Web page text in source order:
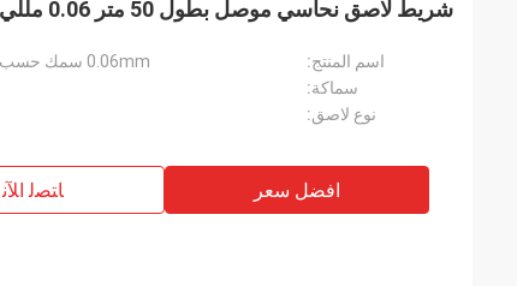
شريط لاصق نحاسي موصل بطول 50 متر 0.06 مللي متر
اسم المنتج:
0.06mm سمك حسب الطلب حجم موصل شريط لاصق نحاسي
سماكة:
نوع لاصق:
افضل سعر ﺎﺘﺼﻟ ﺍﻶﻧ